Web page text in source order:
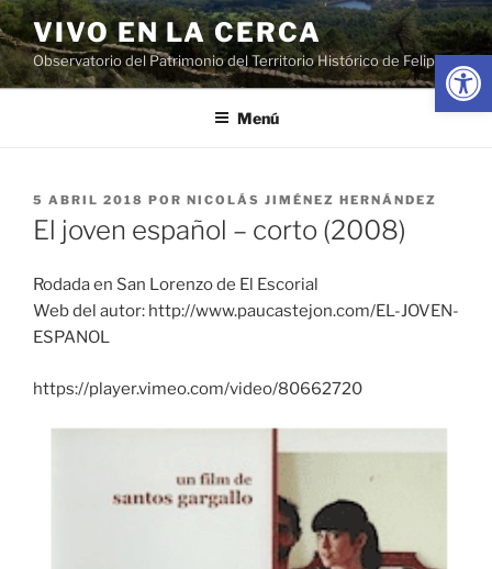
Abrir
Saltar
al
contenido
VIVO EN LA CERCA
Observatorio del Patrimonio del Territorio Histórico de Felipe II
Menú
PUBLICADO
EL
5 ABRIL 2018 POR NICOLÁS JIMÉNEZ HERNÁNDEZ
El joven español – corto (2008)
Rodada en San Lorenzo de El Escorial
Web del autor: http://www.paucastejon.com/EL-JOVEN-
ESPANOL
https://player.vimeo.com/video/80662720